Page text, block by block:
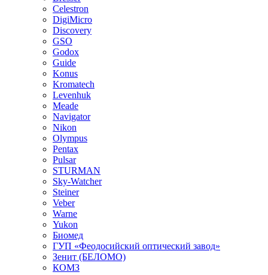
Celestron
DigiMicro
Discovery
GSO
Godox
Guide
Konus
Kromatech
Levenhuk
Meade
Navigator
Nikon
Olympus
Pentax
Pulsar
STURMAN
Sky-Watcher
Steiner
Veber
Warne
Yukon
Биомед
ГУП «Феодосийский оптический завод»
Зенит (БЕЛОМО)
КОМЗ